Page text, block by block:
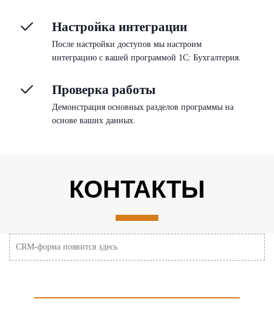
Настройка интеграции
После настройки доступов мы настроим
интеграцию с вашей программой 1С: Бухгалтерия.
Проверка работы
Демонстрация основных разделов программы на
основе ваших данных.
КОНТАКТЫ
CRM-форма появится здесь